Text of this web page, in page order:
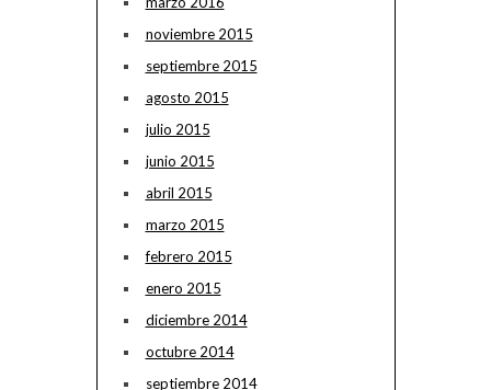
noviembre 2015
septiembre 2015
agosto 2015
julio 2015
junio 2015
abril 2015
marzo 2015
febrero 2015
enero 2015
diciembre 2014
octubre 2014
septiembre 2014